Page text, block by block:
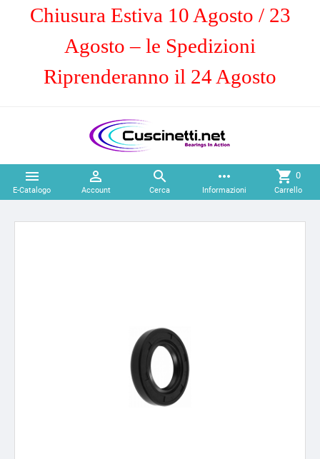
Chiusura Estiva 10 Agosto / 23
Agosto – le Spedizioni
Riprenderanno il 24 Agosto

E-Catalogo

Account

Cerca
more_horiz
Informazioni
shopping_cart 0
Carrello